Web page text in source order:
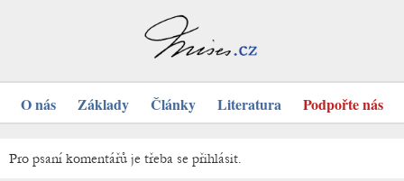
O nás Základy Články Literatura Podpořte nás
Pro psaní komentářů je třeba se přihlásit.